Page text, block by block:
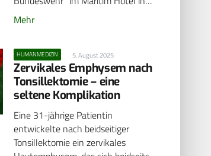
Mehr
HUMANMEDIZIN 5. August 2025
Zervikales Emphysem nach
Tonsillektomie – eine
seltene Komplikation
Eine 31-jährige Patientin
entwickelte nach beidseitiger
Tonsillektomie ein zervikales